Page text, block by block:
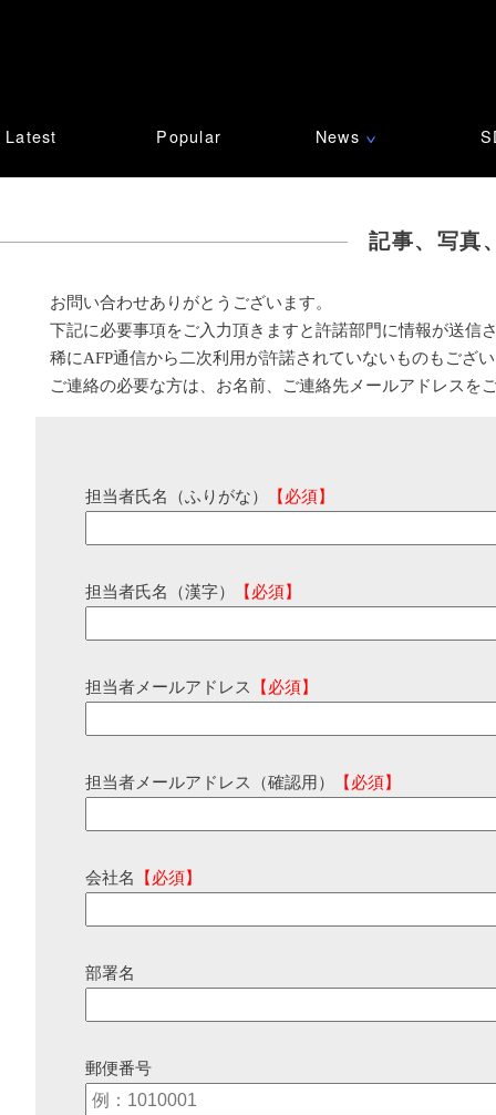
Latest Popular News ∨
記事、写真
お問い合わせありがとうございます。
下記に必要事項をご入力頂きますと許諾部門に情報が送信
稀にAFP通信から二次利用が許諾されていないものもござ
ご連絡の必要な方は、お名前、ご連絡先メールアドレスを
担当者氏名（ふりがな） 【必須】
担当者氏名（漢字） 【必須】
担当者メールアドレス 【必須】
担当者メールアドレス（確認用） 【必須】
会社名 【必須】
部署名
郵便番号